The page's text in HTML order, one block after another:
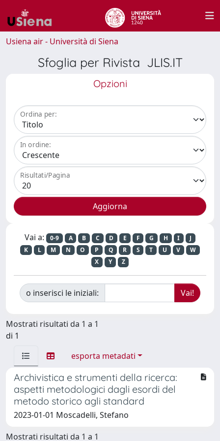
Usiena air - Università di Siena
Sfoglia per Rivista JLIS.IT
Opzioni
Ordina per:
In ordine:
Risultati/Pagina
Vai a: 0-9 A B C D E F G H I
J
K
L M N O P Q R S T U V
W
X
Y Z
o inserisci le iniziali:
Mostrati risultati da 1 a 1
di 1
esporta metadati
Archivistica e strumenti della ricerca:
aspetti metodologici dagli esordi del
metodo storico agli standard
2023-01-01 Moscadelli, Stefano
Mostrati risultati da 1 a 1